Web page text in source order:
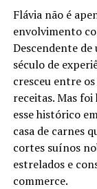
Flávia não é
envolvimento
Descendente
século de
cresceu entre
receitas. Mas
esse histórico
casa de carnes
cortes suínos
estrelados e
commerce.